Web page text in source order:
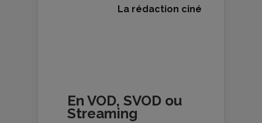
La rédaction ciné
En VOD, SVOD ou
Streaming